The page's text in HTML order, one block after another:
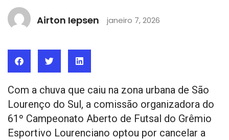
Airton Iepsen janeiro 7, 2026
Com a chuva que caiu na zona urbana de São
Lourenço do Sul, a comissão organizadora do
61º Campeonato Aberto de Futsal do Grêmio
Esportivo Lourenciano optou por cancelar a